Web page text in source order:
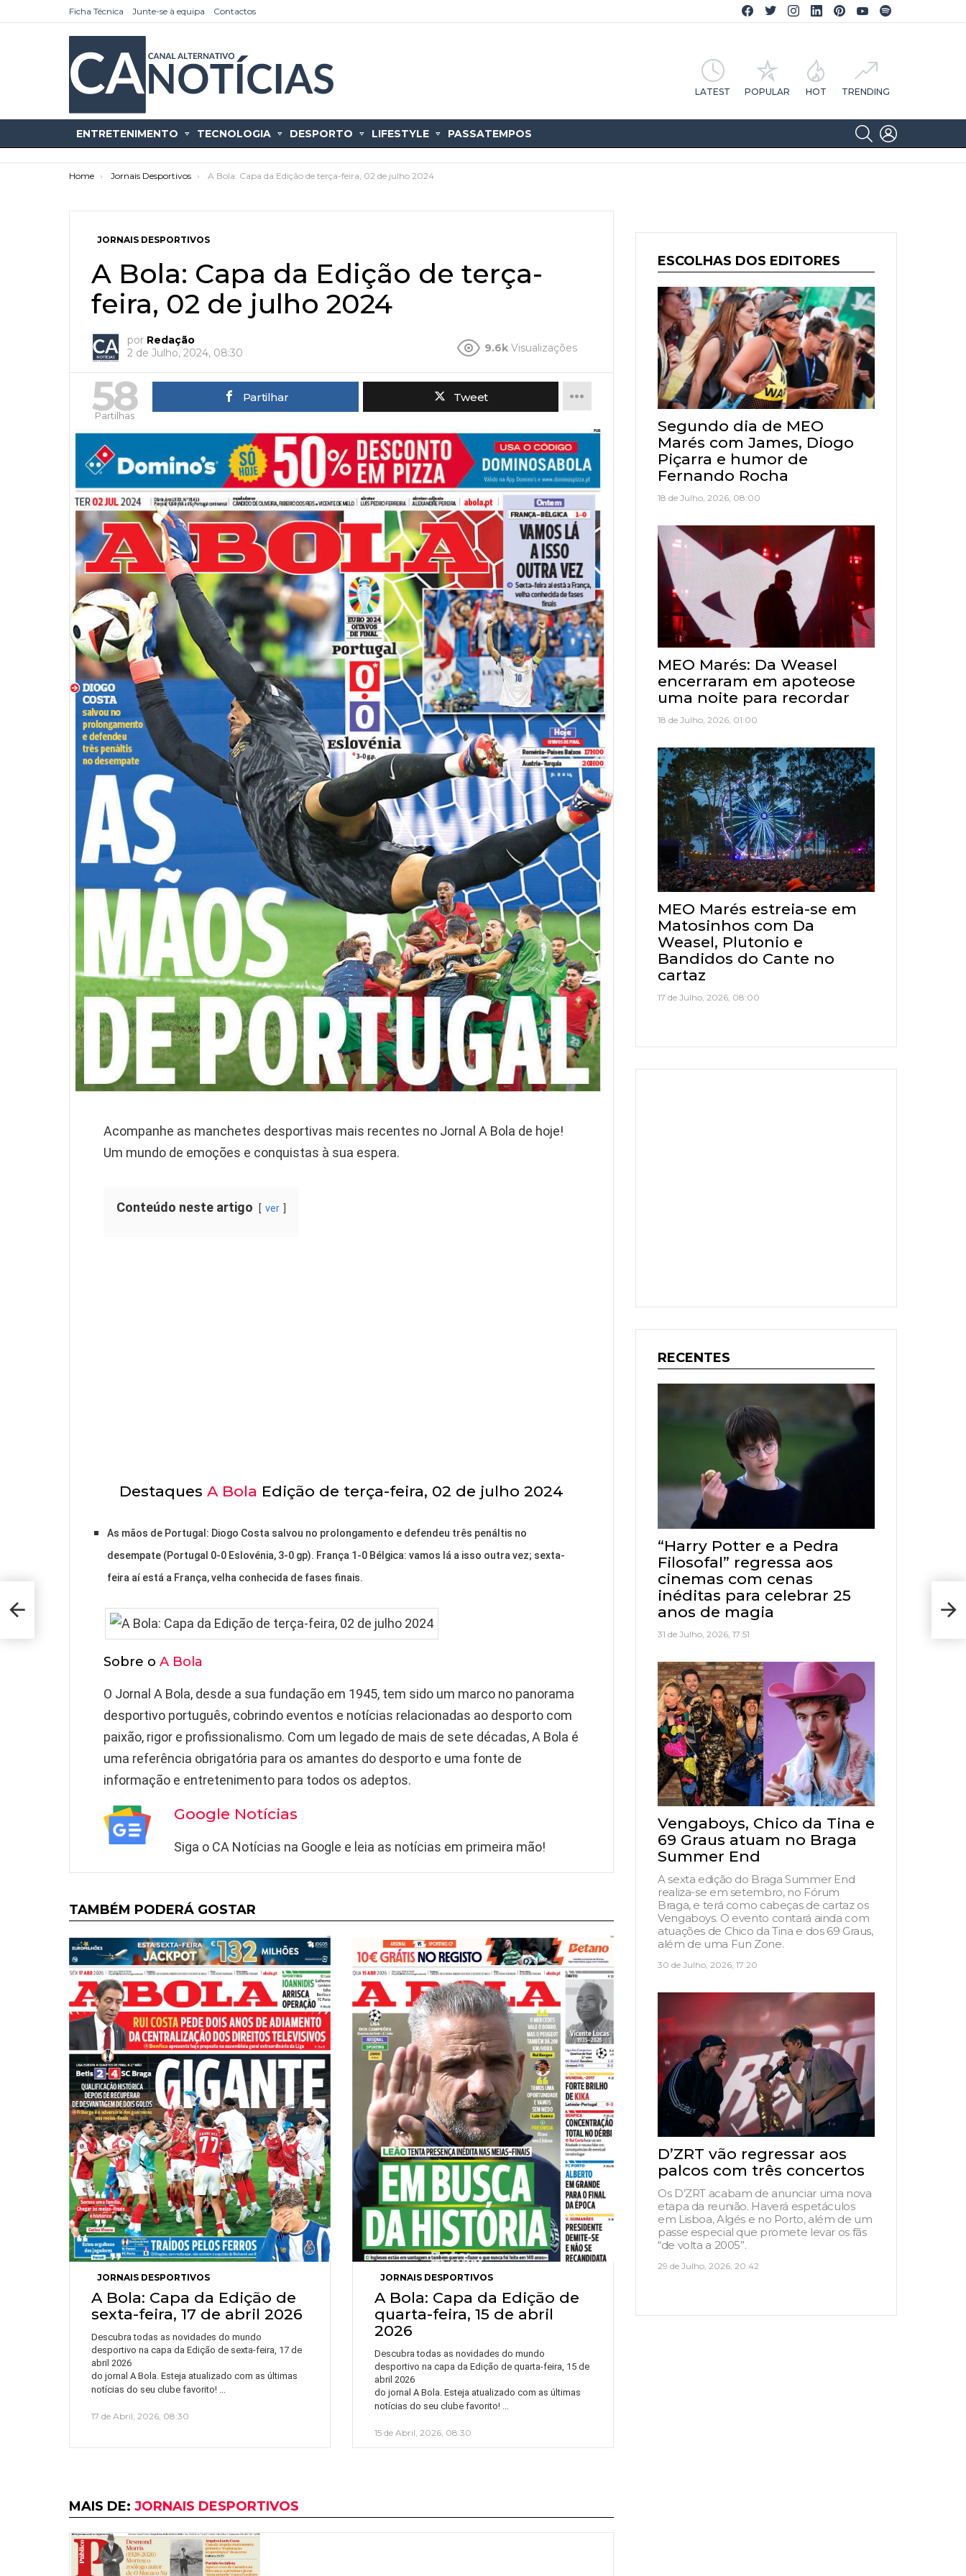
Ficha Técnica Junte-se à equipa Contactos
Facebook CA Notícias
Twitter CA Notícias
Instagram CA Notícias
Linkedin CA Notícias
Pinterest CA Notícias
YouTube CA Notícias
LATEST POPULAR HOT TRENDING
ENTRETENIMENTO TECNOLOGIA DESPORTO LIFESTYLE PASSATEMPOS
SEARCH
You are here:
Home Jornais Desportivos A Bola: Capa da Edição de terça-feira, 02 de julho 2024
JORNAIS DESPORTIVOS
A Bola: Capa da Edição de terça-
feira, 02 de julho 2024
por Redação
2 de Julho, 2024, 08:30
9.6k Visualizações
58
Partilhas
Partilhar Tweet
Acompanhe as manchetes desportivas mais recentes no Jornal A Bola de hoje!
Um mundo de emoções e conquistas à sua espera.
Conteúdo neste artigo ver
Destaques A Bola Edição de terça-feira, 02 de julho 2024
As mãos de Portugal: Diogo Costa salvou no prolongamento e defendeu três penáltis no
desempate (Portugal 0-0 Eslovénia, 3-0 gp). França 1-0 Bélgica: vamos lá a isso outra vez; sexta-
feira aí está a França, velha conhecida de fases finais.
Sobre o A Bola
O Jornal A Bola, desde a sua fundação em 1945, tem sido um marco no panorama
desportivo português, cobrindo eventos e notícias relacionadas ao desporto com
paixão, rigor e profissionalismo. Com um legado de mais de sete décadas, A Bola é
uma referência obrigatória para os amantes do desporto e uma fonte de
informação e entretenimento para todos os adeptos.
Google Notícias
Siga o CA Notícias na Google e leia as notícias em primeira mão!
TAMBÉM PODERÁ GOSTAR
JORNAIS DESPORTIVOS
A Bola: Capa da Edição de
sexta-feira, 17 de abril 2026
Descubra todas as novidades do mundo
desportivo na capa da Edição de sexta-feira, 17 de
abril 2026
do jornal A Bola. Esteja atualizado com as últimas
notícias do seu clube favorito!
17 de Abril, 2026, 08:30
JORNAIS DESPORTIVOS
A Bola: Capa da Edição de
quarta-feira, 15 de abril
2026
Descubra todas as novidades do mundo
desportivo na capa da Edição de quarta-feira, 15 de
abril 2026
do jornal A Bola. Esteja atualizado com as últimas
notícias do seu clube favorito!
15 de Abril, 2026, 08:30
MAIS DE: JORNAIS DESPORTIVOS
de
ESCOLHAS DOS EDITORES
Segundo dia de MEO
Marés com James, Diogo
Piçarra e humor de
Fernando Rocha
18 de Julho, 2026, 08:00
MEO Marés: Da Weasel
encerraram em apoteose
uma noite para recordar
18 de Julho, 2026, 01:00
MEO Marés estreia-se em
Matosinhos com Da
Weasel, Plutonio e
Bandidos do Cante no
cartaz
17 de Julho, 2026, 08:00
RECENTES
“Harry Potter e a Pedra
Filosofal” regressa aos
cinemas com cenas
inéditas para celebrar 25
anos de magia
31 de Julho, 2026, 17:51
Vengaboys, Chico da Tina e
69 Graus atuam no Braga
Summer End
A sexta edição do Braga Summer End
realiza-se em setembro, no Fórum
Braga, e terá como cabeças de cartaz os
Vengaboys. O evento contará ainda com
atuações de Chico da Tina e dos 69 Graus,
além de uma Fun Zone.
30 de Julho, 2026, 17:20
D’ZRT vão regressar aos
palcos com três concertos
Os D’ZRT acabam de anunciar uma nova
etapa da reunião. Haverá espetáculos
em Lisboa, Algés e no Porto, além de um
passe especial que promete levar os fãs
“de volta a 2005”.
29 de Julho, 2026, 20:42